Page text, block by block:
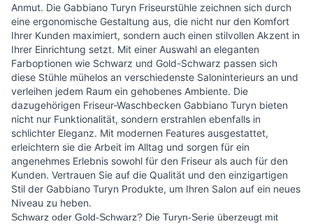
Anmut. Die Gabbiano Turyn Friseurstühle zeichnen sich durch
eine ergonomische Gestaltung aus, die nicht nur den Komfort
Ihrer Kunden maximiert, sondern auch einen stilvollen Akzent in
Ihrer Einrichtung setzt. Mit einer Auswahl an eleganten
Farboptionen wie Schwarz und Gold-Schwarz passen sich
diese Stühle mühelos an verschiedenste Saloninterieurs an und
verleihen jedem Raum ein gehobenes Ambiente. Die
dazugehörigen Friseur-Waschbecken Gabbiano Turyn bieten
nicht nur Funktionalität, sondern erstrahlen ebenfalls in
schlichter Eleganz. Mit modernen Features ausgestattet,
erleichtern sie die Arbeit im Alltag und sorgen für ein
angenehmes Erlebnis sowohl für den Friseur als auch für den
Kunden. Vertrauen Sie auf die Qualität und den einzigartigen
Stil der Gabbiano Turyn Produkte, um Ihren Salon auf ein neues
Niveau zu heben.
Schwarz oder Gold-Schwarz? Die Turyn-Serie überzeugt mit